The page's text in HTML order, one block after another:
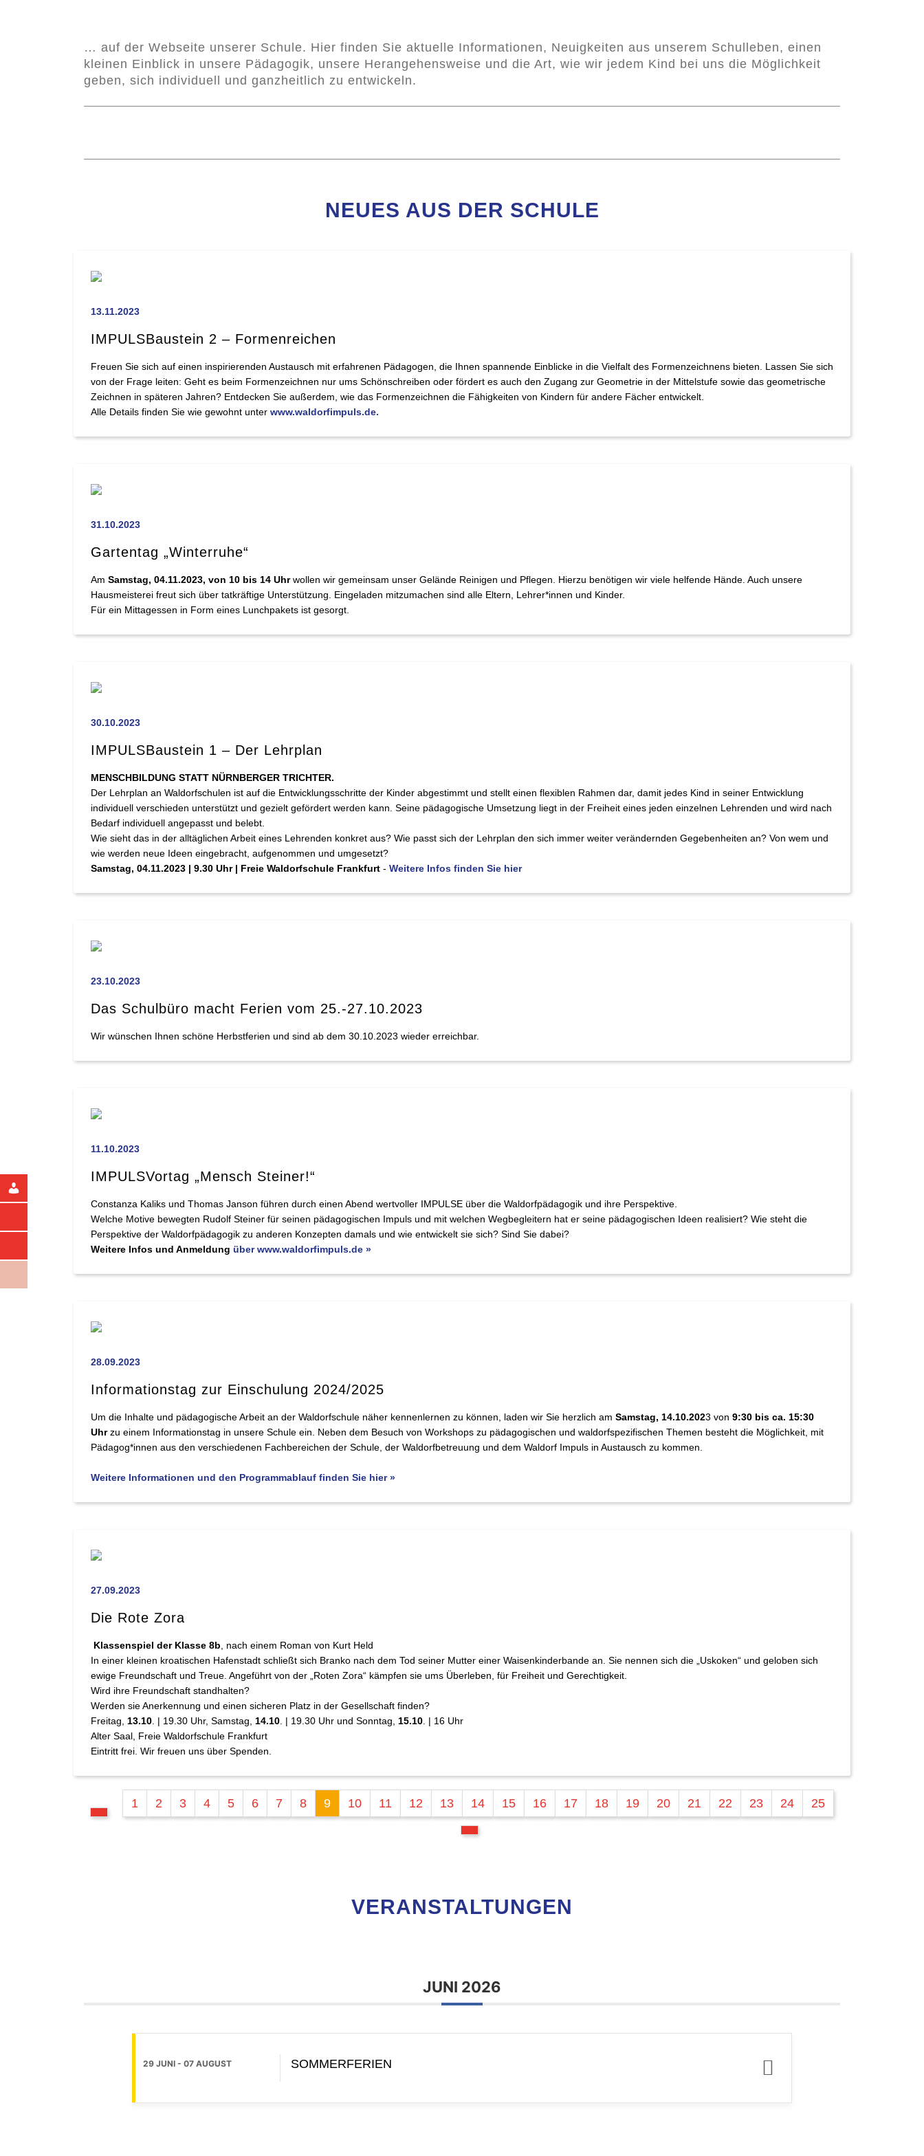
… auf der Webseite unserer Schule. Hier finden Sie aktuelle Informationen, Neuigkeiten aus unserem Schulleben, einen
kleinen Einblick in unsere Pädagogik, unsere Herangehensweise und die Art, wie wir jedem Kind bei uns die Möglichkeit
geben, sich individuell und ganzheitlich zu entwickeln.
NEUES AUS DER SCHULE
13.11.2023
IMPULSBaustein 2 – Formenreichen
Freuen Sie sich auf einen inspirierenden Austausch mit erfahrenen Pädagogen, die Ihnen spannende Einblicke in die Vielfalt des Formenzeichnens bieten. Lassen Sie sich
von der Frage leiten: Geht es beim Formenzeichnen nur ums Schönschreiben oder fördert es auch den Zugang zur Geometrie in der Mittelstufe sowie das geometrische
Zeichnen in späteren Jahren? Entdecken Sie außerdem, wie das Formenzeichnen die Fähigkeiten von Kindern für andere Fächer entwickelt.
Alle Details finden Sie wie gewohnt unter www.waldorfimpuls.de.
31.10.2023
Gartentag „Winterruhe“
Am Samstag, 04.11.2023, von 10 bis 14 Uhrwollen wir gemeinsam unser Gelände Reinigen und Pflegen. Hierzu benötigen wir viele helfende Hände. Auch unsere
Hausmeisterei freut sich über tatkräftige Unterstützung. Eingeladen mitzumachen sind alle Eltern, Lehrer*innen und Kinder.
Für ein Mittagessen in Form eines Lunchpakets ist gesorgt.
30.10.2023
IMPULSBaustein 1 – Der Lehrplan
MENSCHBILDUNG STATT NÜRNBERGER TRICHTER.
Der Lehrplan an Waldorfschulen ist auf die Entwicklungsschritte der Kinder abgestimmt und stellt einen flexiblen Rahmen dar, damit jedes Kind in seiner Entwicklung
individuell verschieden unterstützt und gezielt gefördert werden kann. Seine pädagogische Umsetzung liegt in der Freiheit eines jeden einzelnen Lehrenden und wird nach
Bedarf individuell angepasst und belebt.
Wie sieht das in der alltäglichen Arbeit eines Lehrenden konkret aus? Wie passt sich der Lehrplan den sich immer weiter verändernden Gegebenheiten an? Von wem und
wie werden neue Ideen eingebracht, aufgenommen und umgesetzt?
Samstag, 04.11.2023 | 9.30 Uhr | Freie Waldorfschule Frankfurt - Weitere Infos finden Sie hier
23.10.2023
Das Schulbüro macht Ferien vom 25.-27.10.2023
Wir wünschen Ihnen schöne Herbstferien und sind ab dem 30.10.2023 wieder erreichbar.
11.10.2023
IMPULSVortag „Mensch Steiner!“
Constanza Kaliks und Thomas Janson führen durch einen Abend wertvoller IMPULSE über die Waldorfpädagogik und ihre Perspektive.
Welche Motive bewegten Rudolf Steiner für seinen pädagogischen Impuls und mit welchen Wegbegleitern hat er seine pädagogischen Ideen realisiert? Wie steht die
Perspektive der Waldorfpädagogik zu anderen Konzepten damals und wie entwickelt sie sich? Sind Sie dabei?
Weitere Infos und Anmeldung über www.waldorfimpuls.de »
28.09.2023
Informationstag zur Einschulung 2024/2025
Um die Inhalte und pädagogische Arbeit an der Waldorfschule näher kennenlernen zu können, laden wir Sie herzlich am Samstag, 14.10.2023 von 9:30 bis ca. 15:30
Uhrzu einem Informationstag in unsere Schule ein. Neben dem Besuch von Workshops zu pädagogischen und waldorfspezifischen Themen besteht die Möglichkeit, mit
Pädagog*innen aus den verschiedenen Fachbereichen der Schule, der Waldorfbetreuung und dem Waldorf Impuls in Austausch zu kommen.
Weitere Informationen und den Programmablauf finden Sie hier »
27.09.2023
Die Rote Zora
Klassenspiel der Klasse 8b , nach einem Roman von Kurt Held
In einer kleinen kroatischen Hafenstadt schließt sich Branko nach dem Tod seiner Mutter einer Waisenkinderbande an. Sie nennen sich die „Uskoken“ und geloben sich
ewige Freundschaft und Treue. Angeführt von der „Roten Zora“ kämpfen sie ums Überleben, für Freiheit und Gerechtigkeit.
Wird ihre Freundschaft standhalten?
Werden sie Anerkennung und einen sicheren Platz in der Gesellschaft finden?
Freitag, 13.10 . | 19.30 Uhr, Samstag, 14.10 . | 19.30 Uhr und Sonntag, 15.10 . | 16 Uhr
Alter Saal, Freie Waldorfschule Frankfurt
Eintritt frei. Wir freuen uns über Spenden.
1 2 3 4 5 6 7 8 9 10 11 12 13 14 15 16 17 18 19 20 21 22 23 24 25
VERANSTALTUNGEN
JUNI 2026
29 JUNI - 07 AUGUST SOMMERFERIEN